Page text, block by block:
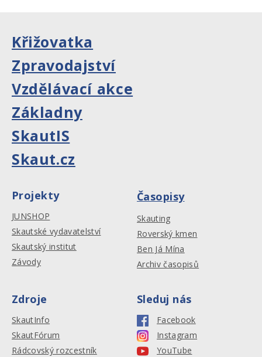
Křižovatka
Zpravodajství
Vzdělávací akce
Základny
SkautIS
Skaut.cz
Projekty
JUNSHOP
Skautské vydavatelství
Skautský institut
Závody
Časopisy
Skauting
Roverský kmen
Ben Já Mína
Archiv časopisů
Zdroje
SkautInfo
SkautFórum
Rádcovský rozcestník
Sleduj nás
Facebook
Instagram
YouTube